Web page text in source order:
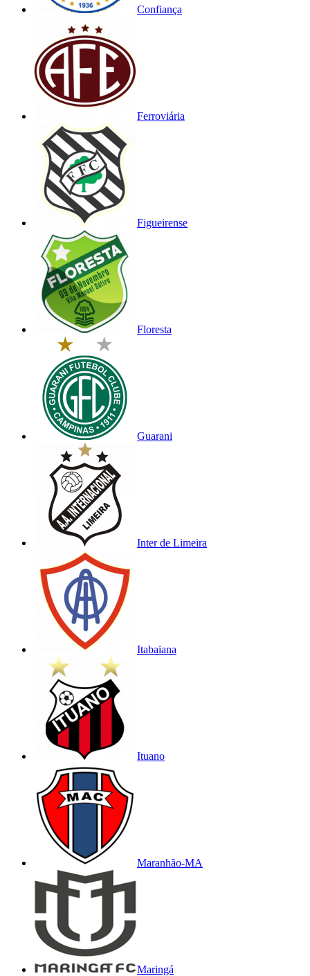
Confiança
Ferroviária
Figueirense
Floresta
Guarani
Inter de Limeira
Itabaiana
Ituano
Maranhão-MA
Maringá